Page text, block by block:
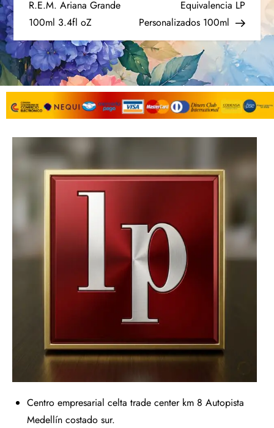
R.E.M. Ariana Grande
100ml 3.4fl oZ
Equivalencia LP
Personalizados 100ml
Centro empresarial celta trade center km 8 Autopista
Medellín costado sur.